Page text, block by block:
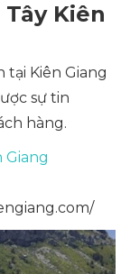
Kiên
Kiên Giang
sự tin
hàng.
Giang